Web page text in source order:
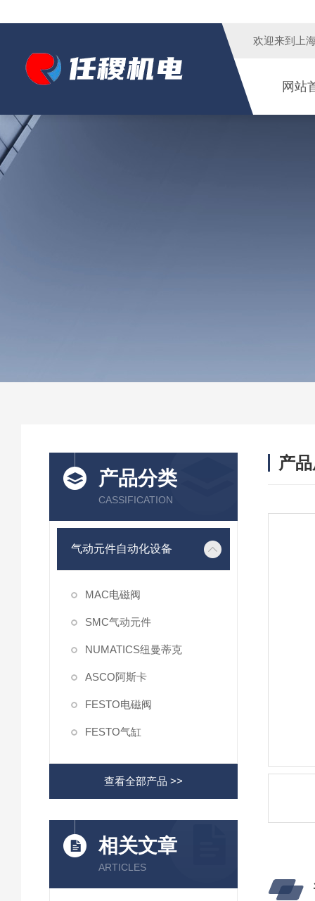
欢迎来到 上
网站
产品分类
CASSIFICATION
气动元件自动化设备
MAC电磁阀
SMC气动元件
NUMATICS纽曼蒂克
ASCO阿斯卡
FESTO电磁阀
FESTO气缸
查看全部产品 >>
相关文章
ARTICLES
产